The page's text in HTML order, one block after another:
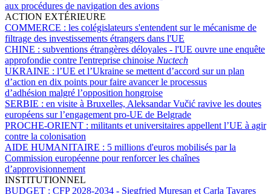
aux procédures de navigation des avions
ACTION EXTÉRIEURE
COMMERCE : les colégislateurs s'entendent sur le mécanisme de
filtrage des investissements étrangers dans l'UE
CHINE : subventions étrangères déloyales - l'UE ouvre une enquête
approfondie contre l'entreprise chinoise Nuctech
UKRAINE : l’UE et l’Ukraine se mettent d’accord sur un plan
d’action en dix points pour faire avancer le processus
d’adhésion malgré l’opposition hongroise
SERBIE : en visite à Bruxelles, Aleksandar Vučić ravive les doutes
européens sur l’engagement pro-UE de Belgrade
PROCHE-ORIENT : militants et universitaires appellent l’UE à agir
contre la colonisation
AIDE HUMANITAIRE : 5 millions d'euros mobilisés par la
Commission européenne pour renforcer les chaînes
d’approvisionnement
INSTITUTIONNEL
BUDGET : CFP 2028-2034 - Siegfried Mureşan et Carla Tavares